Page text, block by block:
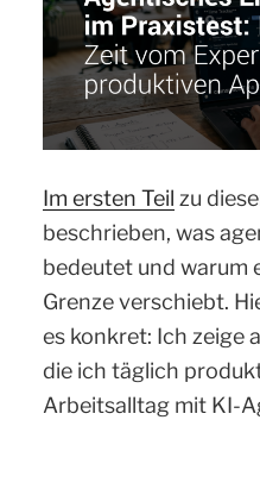
Im ersten Teil zu
beschrieben, was
bedeutet und warum
Grenze verschiebt.
es konkret: Ich zeige
die ich täglich
Arbeitsalltag mit KI-